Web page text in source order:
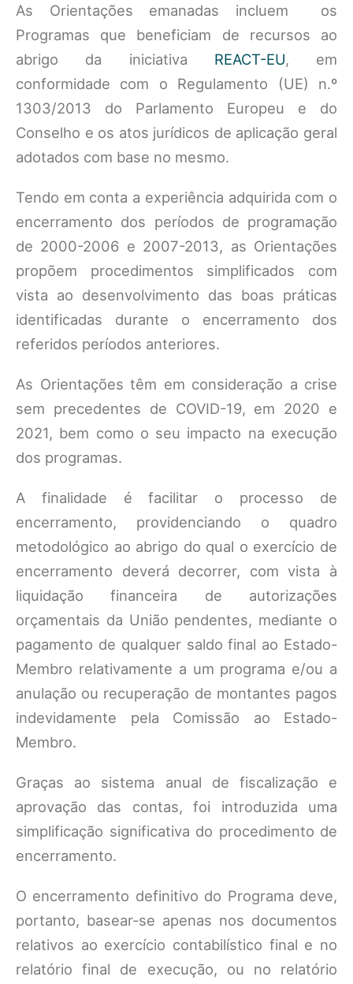
As Orientações emanadas incluem os
Programas que beneficiam de recursos ao
abrigo da iniciativa REACT-EU, em
conformidade com o Regulamento (UE) n.º
1303/2013 do Parlamento Europeu e do
Conselho e os atos jurídicos de aplicação geral
adotados com base no mesmo.
Tendo em conta a experiência adquirida com o
encerramento dos períodos de programação
de 2000-2006 e 2007-2013, as Orientações
propõem procedimentos simplificados com
vista ao desenvolvimento das boas práticas
identificadas durante o encerramento dos
referidos períodos anteriores.
As Orientações têm em consideração a crise
sem precedentes de COVID-19, em 2020 e
2021, bem como o seu impacto na execução
dos programas.
A finalidade é facilitar o processo de
encerramento, providenciando o quadro
metodológico ao abrigo do qual o exercício de
encerramento deverá decorrer, com vista à
liquidação financeira de autorizações
orçamentais da União pendentes, mediante o
pagamento de qualquer saldo final ao Estado-
Membro relativamente a um programa e/ou a
anulação ou recuperação de montantes pagos
indevidamente pela Comissão ao Estado-
Membro.
Graças ao sistema anual de fiscalização e
aprovação das contas, foi introduzida uma
simplificação significativa do procedimento de
encerramento.
O encerramento definitivo do Programa deve,
portanto, basear-se apenas nos documentos
relativos ao exercício contabilístico final e no
relatório final de execução, ou no relatório